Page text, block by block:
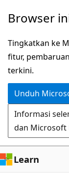
Lompati
konten
utama
Lewati
navigasi
dalam
halaman
Browser
Tingkatkan ke
fitur,
terkini.
Unduh
Informasi
dan Microsoft
Learn